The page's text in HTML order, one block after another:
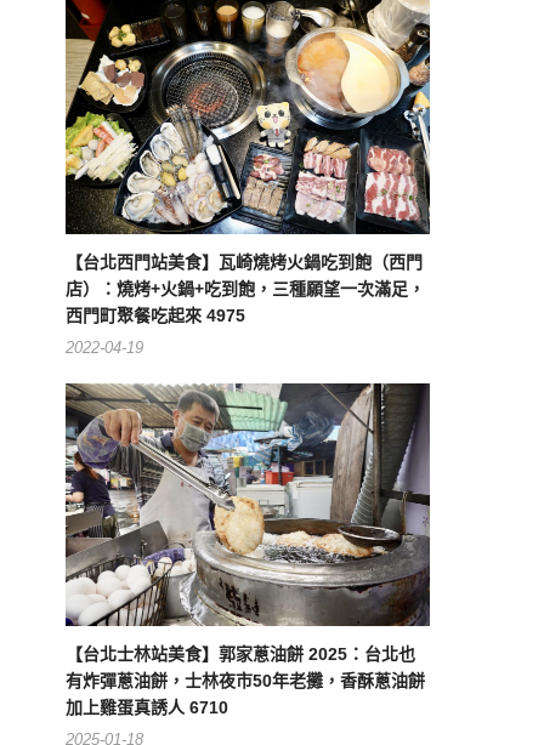
【台北西門站美食】瓦崎燒烤火鍋吃到飽（西門
店）：燒烤+火鍋+吃到飽，三種願望一次滿足，
西門町聚餐吃起來 4975
2022-04-19
【台北士林站美食】郭家蔥油餅 2025：台北也
有炸彈蔥油餅，士林夜市50年老攤，香酥蔥油餅
加上雞蛋真誘人 6710
2025-01-18